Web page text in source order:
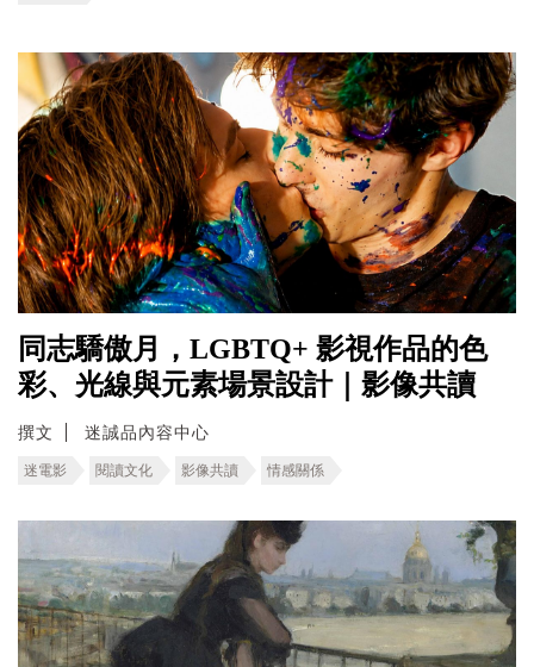
同志驕傲月，LGBTQ+ 影視作品的色
彩、光線與元素場景設計｜影像共讀
撰文 迷誠品內容中心
迷電影 閱讀文化 影像共讀 情感關係